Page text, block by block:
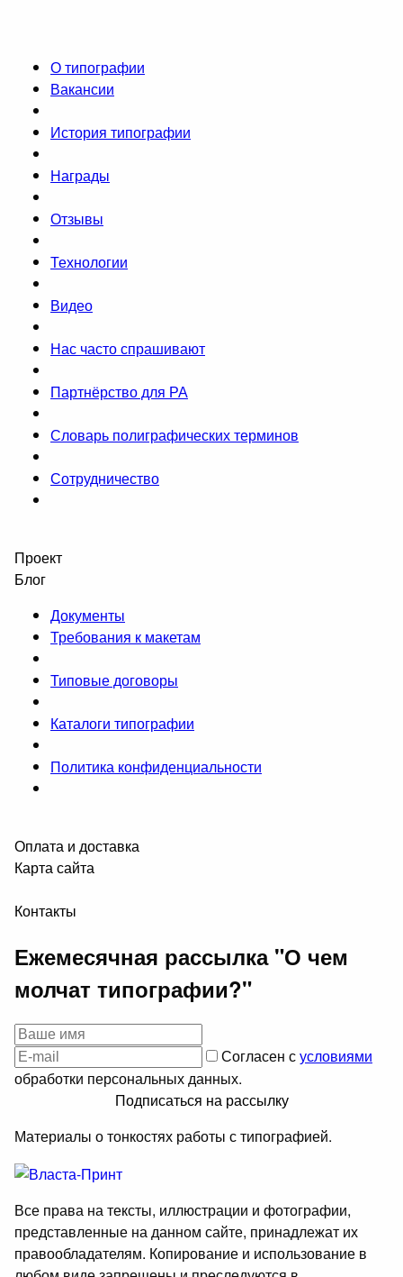
О типографии
Вакансии
История типографии
Награды
Отзывы
Технологии
Видео
Нас часто спрашивают
Партнёрство для РА
Словарь полиграфических терминов
Сотрудничество
Проект
Блог
Документы
Требования к макетам
Типовые договоры
Каталоги типографии
Политика конфиденциальности
Оплата и доставка
Карта сайта
Контакты
Ежемесячная рассылка "О чем
молчат типографии?"
Согласен сусловиями
обработки персональных данных.
Подписаться на рассылку
Материалы о тонкостях работы с типографией.
Все права на тексты, иллюстрации и фотографии,
представленные на данном сайте, принадлежат их
правообладателям. Копирование и использование в